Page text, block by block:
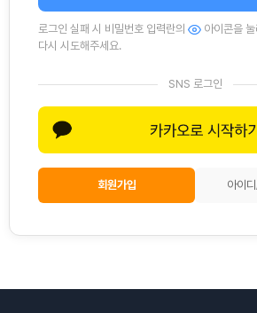
로그인 실패 시 비밀번호 입력란의
아이콘을
다시 시도해주세요.
SNS 로그인
회원가입 아이